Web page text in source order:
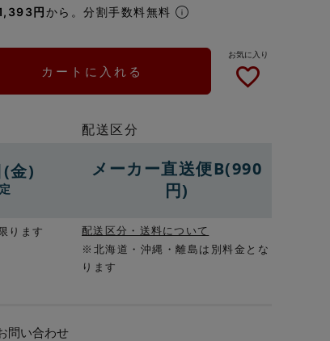
円から。分割手数料無料
カートに入れる
金)
ります
配送区分
メーカー直送便B(990
円)
配送区分・送料について
※北海道・沖縄・離島は別料金とな
ります
問い合わせ